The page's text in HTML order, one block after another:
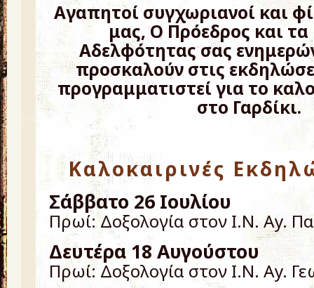
Αγαπητοί συγχωριανοί και
μας, Ο Πρόεδρος και τα
Αδελφότητας σας
προσκαλούν στις
προγραμματιστεί για το
στο Γαρδίκι.
Καλοκαιρινές
Σάββατο 26 Ιουλίου
Πρωί: Δοξολογία στον I.N. Ay.
Δευτέρα 18 Αυγούστου
Πρωί: Δοξολογία στον I.N. Ay.